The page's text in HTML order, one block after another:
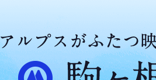
ア
ル